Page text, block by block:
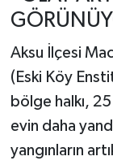
Aksu İlçesi
(Eski Köy
bölge halkı,
evin daha
yangınların